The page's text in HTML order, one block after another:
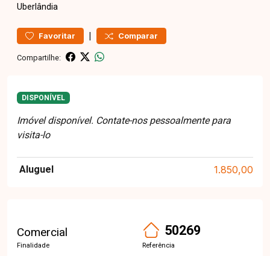
Uberlândia
Favoritar | Comparar
Compartilhe:
DISPONÍVEL
Imóvel disponível. Contate-nos pessoalmente para
visita-lo
Aluguel 1.850,00
Comercial
Finalidade
50269
Referência